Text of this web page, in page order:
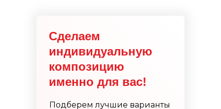
Сделаем
индивидуальную
композицию
именно для вас!
Подберем лучшие варианты